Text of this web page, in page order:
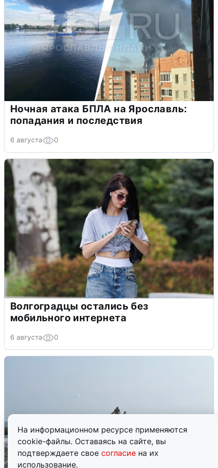
На информационном ресурсе применяются
cookie-файлы. Оставаясь на сайте, вы
подтверждаете свое согласие на их
использование.
Ночная атака БПЛА на Ярославль:
попадания и последствия
6 августа 0
Волгоградцы остались без
мобильного интернета
6 августа 0